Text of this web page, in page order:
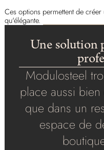
Ces options permettent de
qu'élégante.
Une solution
Modulosteel
place aussi
que dans un
espace de